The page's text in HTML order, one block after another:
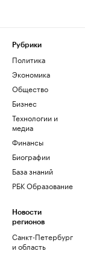
Рубрики
Политика
Экономика
Общество
Бизнес
Технологии и
медиа
Финансы
Биографии
База знаний
РБК Образование
Новости
регионов
Санкт-Петербург
и область